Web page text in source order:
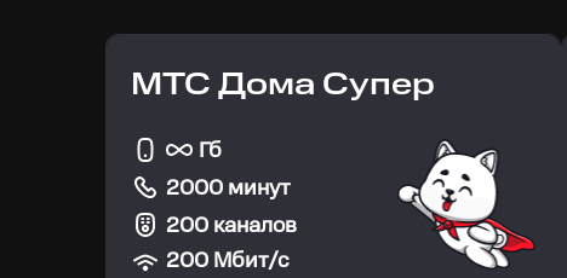
МТС Дома Супер
Гб
2000 минут
200 каналов
200 Мбит/с